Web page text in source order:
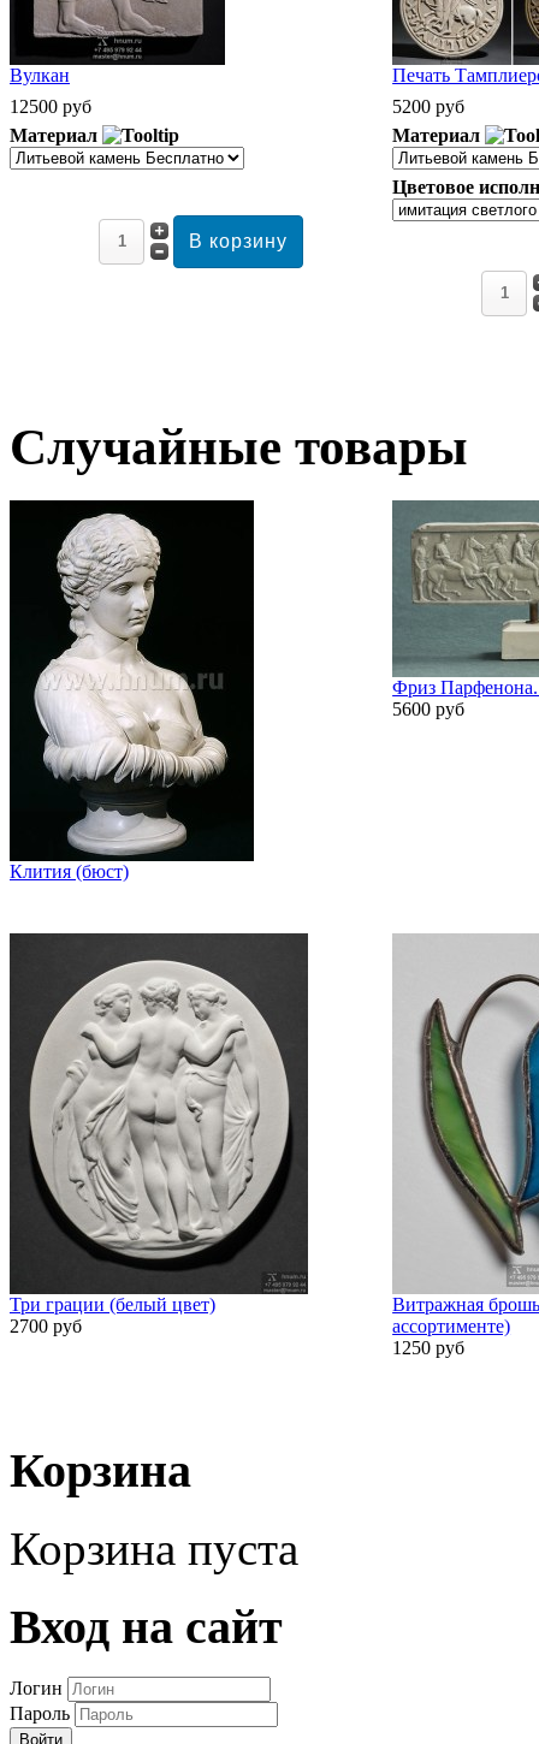
Вулкан
12500 руб
Материал
Печать
5200 руб
Материал
Цветовое
Случайные товары
Клития (бюст)
Фриз Парфенона.
5600 руб
Три грации (белый цвет)
2700 руб
Витражная
ассортименте)
1250 руб
Корзина
Корзина пуста
Вход на сайт
Логин
Пароль
Войти